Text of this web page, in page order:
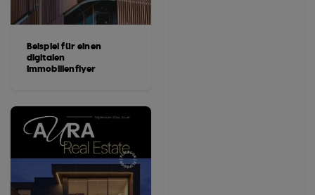
Beispiel für einen
digitalen
Immobilienflyer